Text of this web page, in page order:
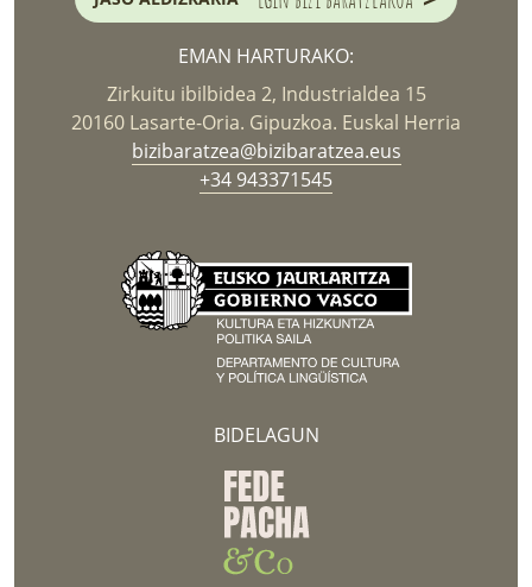
EMAN HARTURAKO:
Zirkuitu ibilbidea 2, Industrialdea 15
20160 Lasarte-Oria. Gipuzkoa. Euskal Herria
bizibaratzea@bizibaratzea.eus
+34 943371545
BIDELAGUN